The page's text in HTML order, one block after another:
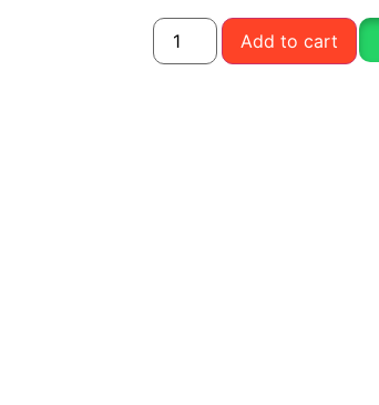
Add to cart